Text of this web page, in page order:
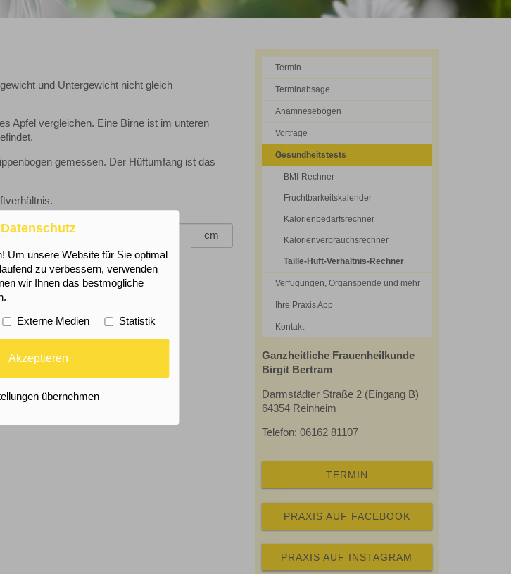
und Untergewicht nicht gleich
Apfel vergleichen. Eine Birne ist im unteren
gemessen. Der Hüftumfang ist das
cm
Termin
Terminabsage
Anamnesebögen
Vorträge
Gesundheitstests
BMI-Rechner
Fruchtbarkeitskalender
Kalorienbedarfsrechner
Kalorienverbrauchsrechner
Taille-Hüft-Verhältnis-Rechner
Verfügungen, Organspende und mehr
Ihre Praxis App
Kontakt
Ganzheitliche Frauenheilkunde
Birgit Bertram
Darmstädter Straße 2 (Eingang B)
64354 Reinheim
Telefon: 06162 81107
TERMIN
PRAXIS AUF FACEBOOK
PRAXIS AUF INSTAGRAM
Datenschutz
Um unsere Website für Sie optimal
zu verbessern, verwenden
wir Ihnen das bestmögliche
Externe Medien Statistik
Akzeptieren
übernehmen